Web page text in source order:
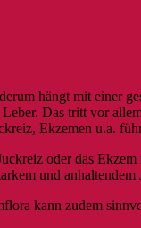
hängt mit einer
Das tritt vor
Ekzemen u.a.
oder das
und
kann zudem